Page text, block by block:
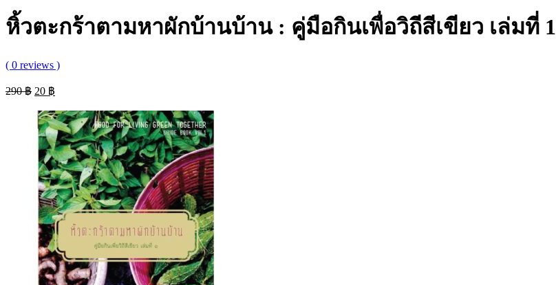
หิ้วตะกร้าตามหาผักบ้านบ้าน : คู่มือกินเพื่อวิถีสีเขียว เล่มที่ 1
( 0 reviews )
290฿ Original
price
was:
290 ฿.
20 ฿
price
is:
20 ฿.